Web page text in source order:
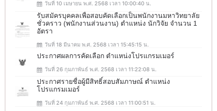
วันที่ 10 เมษายน พ.ศ. 2568 เวลา 10:00:40 น.
รับสมัครบุคคลเพื่อสอบคัดเลือกเป็นพนักงานมหาวิทยาลัย
ชั่วคราว (พนักงานส่วนงาน) ตำแหน่ง นักวิจัย จำนวน 1
อัตรา
วันที่ 18 มีนาคม พ.ศ. 2568 เวลา 15:45:15 น.
ประกาศผลการคัดเลือก ตำแหน่งโปรแกรมเมอร์
วันที่ 26 กุมภาพันธ์ พ.ศ. 2568 เวลา 11:22:08 น.
ประกาศรายชื่อผู้มีสิทธิ์สอบสัมภาษณ์ ตำแหน่ง
โปรแกรมเมอร์
วันที่ 24 กุมภาพันธ์ พ.ศ. 2568 เวลา 11:00:51 น.